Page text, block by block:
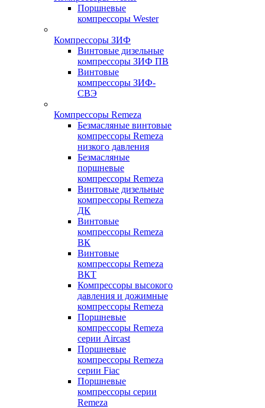
Поршневые
компрессоры Wester
Компрессоры ЗИФ
Винтовые дизельные
компрессоры ЗИФ ПВ
Винтовые
компрессоры ЗИФ-
СВЭ
Компрессоры Remeza
Безмасляные винтовые
компрессоры Remeza
низкого давления
Безмасляные
поршневые
компрессоры Remeza
Винтовые дизельные
компрессоры Remeza
ДК
Винтовые
компрессоры Remeza
ВК
Винтовые
компрессоры Remeza
ВКТ
Компрессоры высокого
давления и дожимные
компрессоры Remeza
Поршневые
компрессоры Remeza
серии Aircast
Поршневые
компрессоры Remeza
серии Fiac
Поршневые
компрессоры серии
Remeza